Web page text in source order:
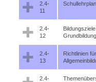
2.4-
11
2.4-
12
Grundbildung
2.4-
13
Richtlinien
2.4-